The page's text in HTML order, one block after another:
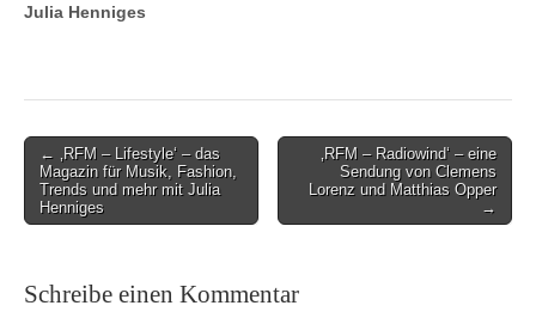
Julia Henniges
Post
navigation
← ‚RFM – Lifestyle‘ – das
Magazin für Musik, Fashion,
Trends und mehr mit Julia
Henniges
‚RFM – Radiowind‘ – eine
Sendung von Clemens
Lorenz und Matthias Opper
→
Schreibe einen Kommentar